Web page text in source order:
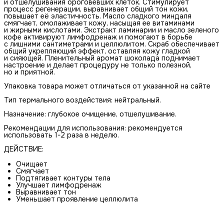
и отшелушивания ороговевших клеток. Стимулирует
процесс регенерации, выравнивает общий тон кожи,
повышает её эластичность. Масло сладкого миндаля
смягчает, омолаживает кожу, насыщая ее витаминами
и жирными кислотами. Экстракт ламинарии и масло зеленого
кофе активируют лимфодренаж и помогают в борьбе
с лишними сантиметрами и целлюлитом. Скраб обеспечивает
общий укрепляющий эффект, оставляя кожу гладкой
и сияющей. Пленительный аромат шоколада поднимает
настроение и делает процедуру не только полезной,
но и приятной.
Упаковка товара может отличаться от указанной на сайте
Тип термального воздействия: нейтральный.
Назначение: глубокое очищение, отшелушивание.
Рекомендации для использования: рекомендуется
использовать 1-2 раза в неделю.
ДЕЙСТВИЕ:
Очищает
Смягчает
Подтягивает контуры тела
Улучшает лимфодренаж
Выравнивает тон
Уменьшает проявление целлюлита